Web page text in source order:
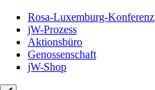
Rosa-Luxemburg-Konferenz
jW-Prozess
Aktionsbüro
Genossenschaft
jW-Shop